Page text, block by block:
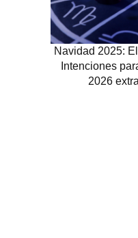
Navidad 2025:
Intenciones
2026